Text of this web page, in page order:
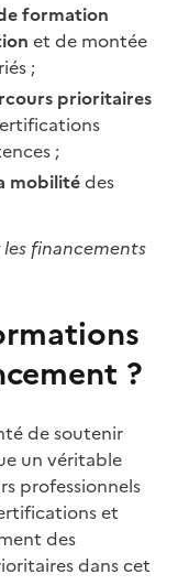
formation
et de montée
;
prioritaires
;
mobilitédes
les financements
?
de soutenir
un véritable
professionnels
et
des
dans cet